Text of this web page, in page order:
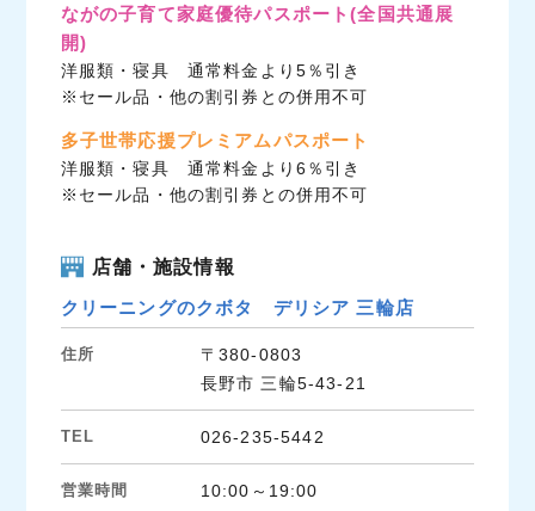
b
o
k
t
r
ながの子育て家庭優待パスポート(全国共通展
開)
洋服類・寝具 通常料金より5％引き
※セール品・他の割引券との併用不可
多子世帯応援プレミアムパスポート
洋服類・寝具 通常料金より6％引き
※セール品・他の割引券との併用不可
店舗・施設情報
クリーニングのクボタ デリシア 三輪店
住所
〒380-0803
長野市 三輪5-43-21
TEL 026-235-5442
営業時間 10:00～19:00